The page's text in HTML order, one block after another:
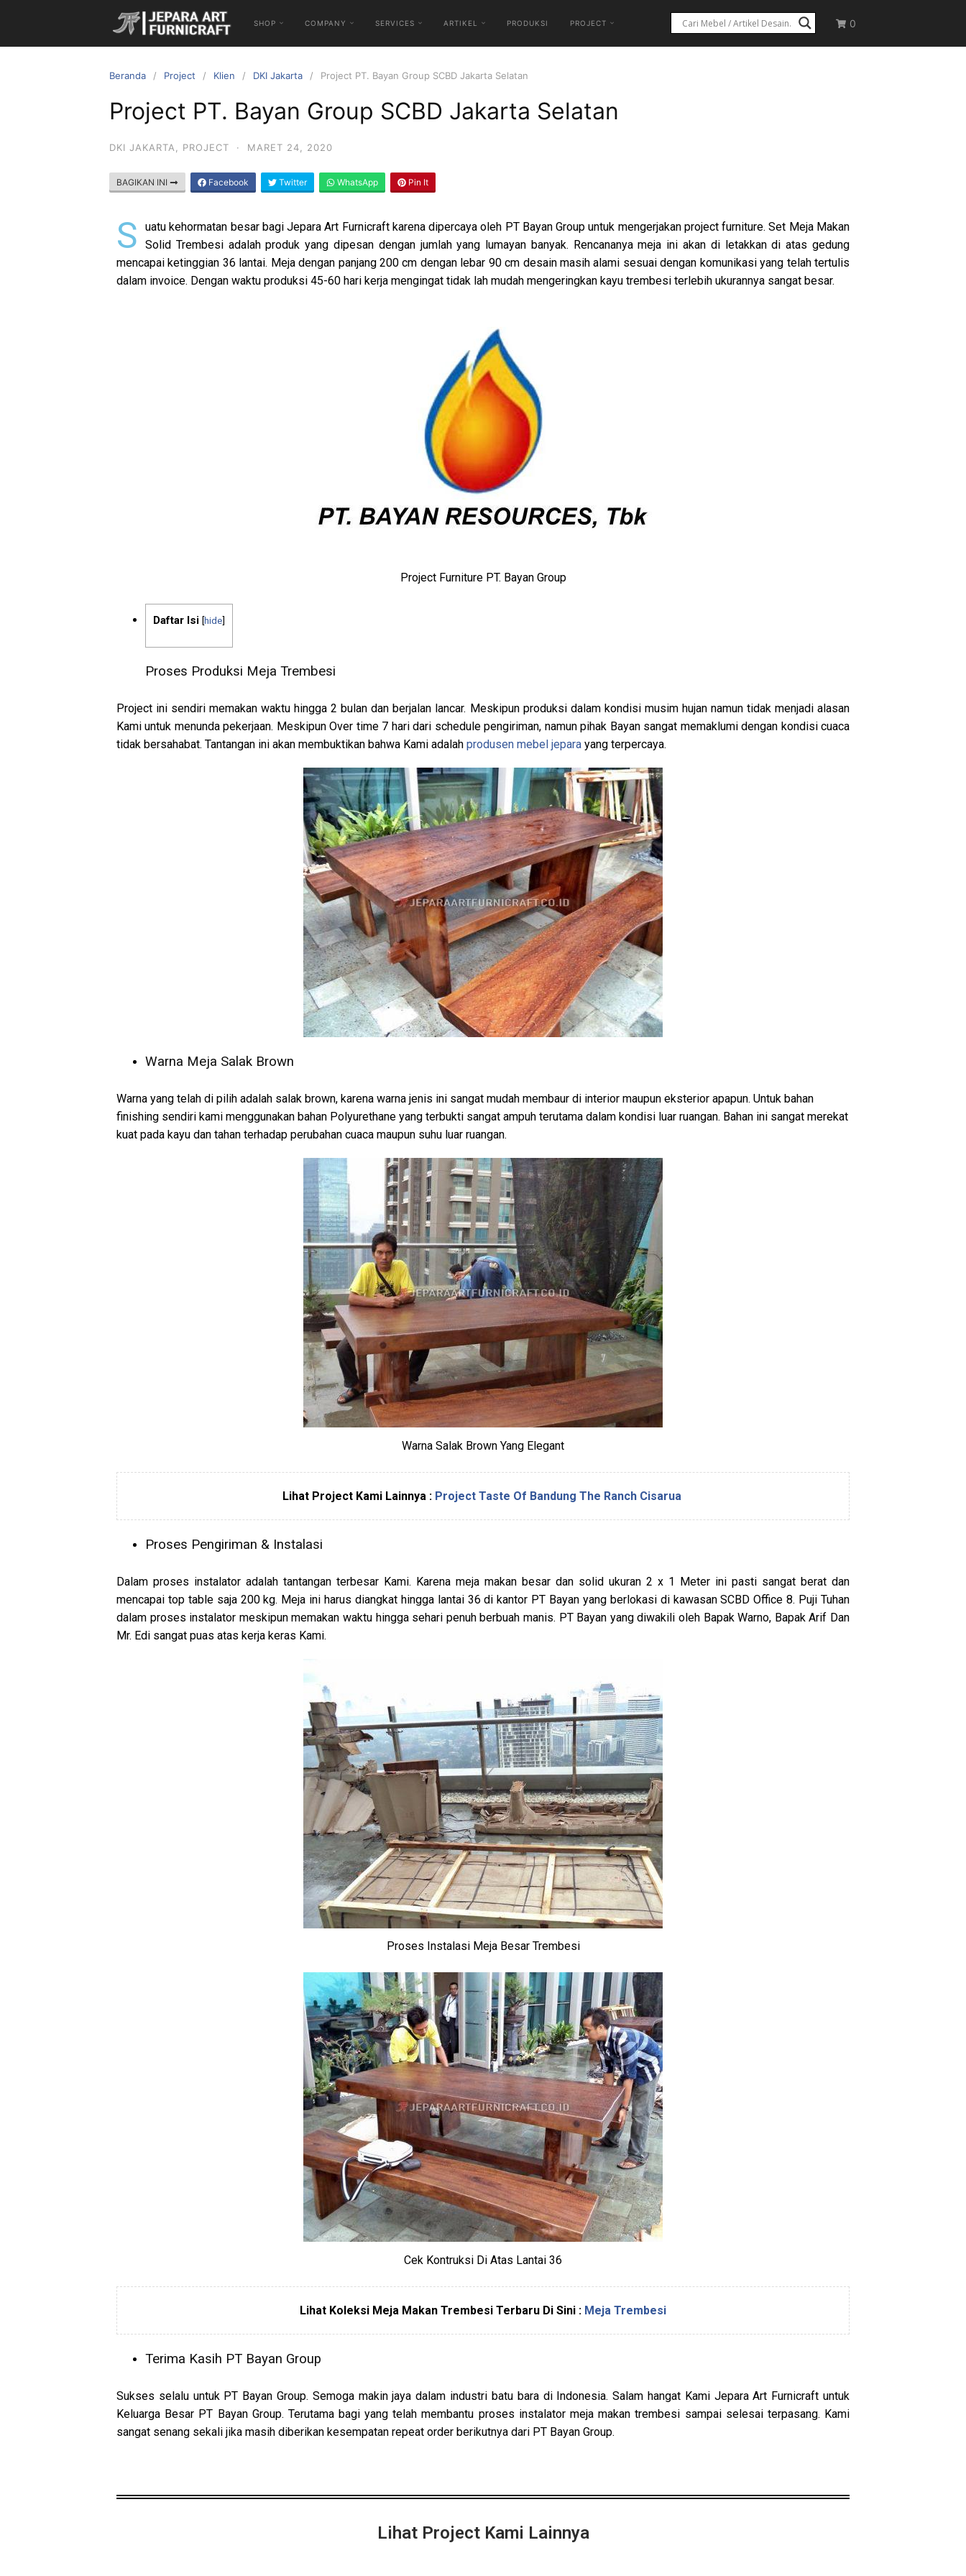
0
SHOP COMPANY SERVICES ARTIKEL PRODUKSI PROJECT
Beranda Project Klien DKI Jakarta Project PT. Bayan Group SCBD Jakarta Selatan
Project PT. Bayan Group SCBD Jakarta Selatan
DKI JAKARTA PROJECT · MARET 24, 2020
BAGIKAN INI Facebook Twitter WhatsApp Pin It
S
uatu kehormatan besar bagi Jepara Art Furnicraft karena dipercaya oleh PT Bayan Group untuk mengerjakan project furniture. Set Meja Makan
Solid Trembesi adalah produk yang dipesan dengan jumlah yang lumayan banyak. Rencananya meja ini akan di letakkan di atas gedung
mencapai ketinggian 36 lantai. Meja dengan panjang 200 cm dengan lebar 90 cm desain masih alami sesuai dengan komunikasi yang telah tertulis
dalam invoice. Dengan waktu produksi 45-60 hari kerja mengingat tidak lah mudah mengeringkan kayu trembesi terlebih ukurannya sangat besar.
Project Furniture PT. Bayan Group
Daftar Isi [hide]
Proses Produksi Meja Trembesi
Project ini sendiri memakan waktu hingga 2 bulan dan berjalan lancar. Meskipun produksi dalam kondisi musim hujan namun tidak menjadi alasan
Kami untuk menunda pekerjaan. Meskipun Over time 7 hari dari schedule pengiriman, namun pihak Bayan sangat memaklumi dengan kondisi cuaca
tidak bersahabat. Tantangan ini akan membuktikan bahwa Kami adalah produsen mebel jepara yang terpercaya.
Warna Meja Salak Brown
Warna yang telah di pilih adalah salak brown, karena warna jenis ini sangat mudah membaur di interior maupun eksterior apapun. Untuk bahan
finishing sendiri kami menggunakan bahan Polyurethane yang terbukti sangat ampuh terutama dalam kondisi luar ruangan. Bahan ini sangat merekat
kuat pada kayu dan tahan terhadap perubahan cuaca maupun suhu luar ruangan.
Warna Salak Brown Yang Elegant
Lihat Project Kami Lainnya : Project Taste Of Bandung The Ranch Cisarua
Proses Pengiriman & Instalasi
Dalam proses instalator adalah tantangan terbesar Kami. Karena meja makan besar dan solid ukuran 2 x 1 Meter ini pasti sangat berat dan
mencapai top table saja 200 kg. Meja ini harus diangkat hingga lantai 36 di kantor PT Bayan yang berlokasi di kawasan SCBD Office 8. Puji Tuhan
dalam proses instalator meskipun memakan waktu hingga sehari penuh berbuah manis. PT Bayan yang diwakili oleh Bapak Warno, Bapak Arif Dan
Mr. Edi sangat puas atas kerja keras Kami.
Proses Instalasi Meja Besar Trembesi
Cek Kontruksi Di Atas Lantai 36
Lihat Koleksi Meja Makan Trembesi Terbaru Di Sini : Meja Trembesi
Terima Kasih PT Bayan Group
Sukses selalu untuk PT Bayan Group. Semoga makin jaya dalam industri batu bara di Indonesia. Salam hangat Kami Jepara Art Furnicraft untuk
Keluarga Besar PT Bayan Group. Terutama bagi yang telah membantu proses instalator meja makan trembesi sampai selesai terpasang. Kami
sangat senang sekali jika masih diberikan kesempatan repeat order berikutnya dari PT Bayan Group.
Lihat Project Kami Lainnya